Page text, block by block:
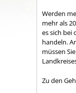
Werden
mehr als
es sich bei
handeln.
müssen
Zu den